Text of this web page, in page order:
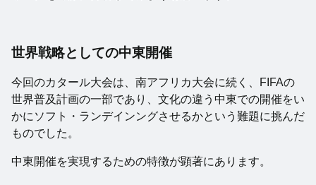
世界戦略としての中東開催
今回のカタール大会は、南アフリカ大会に続く、FIFAの
世界普及計画の一部であり、文化の違う中東での開催をい
かにソフト・ランデインングさせるかという難題に挑んだ
ものでした。
中東開催を実現するための特徴が顕著にあります。